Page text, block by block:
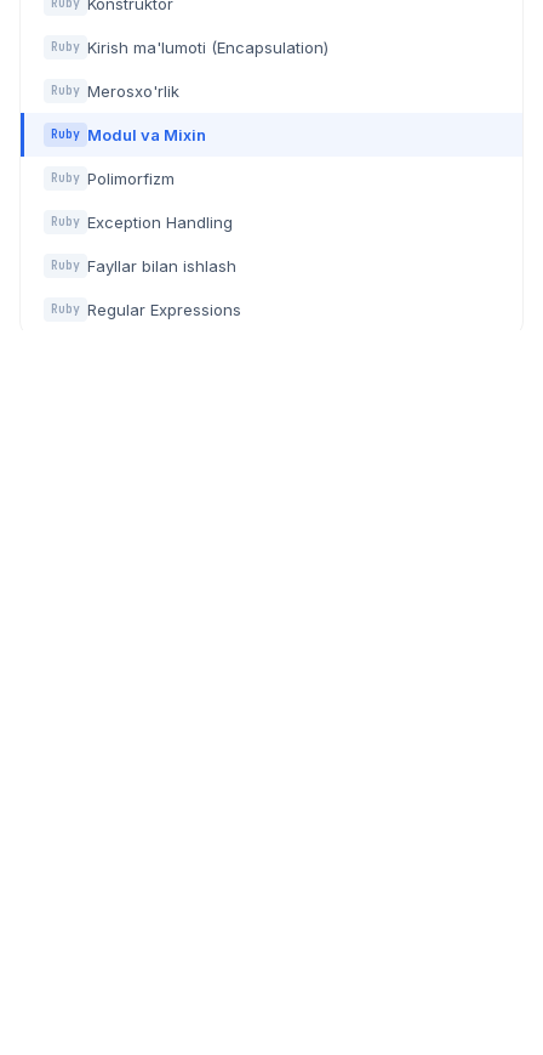
Ruby Kirish ma'lumoti (Encapsulation)
Ruby Merosxo'rlik
Ruby Modul va Mixin
Ruby Polimorfizm
Ruby Exception Handling
Ruby Fayllar bilan ishlash
Ruby Regular Expressions